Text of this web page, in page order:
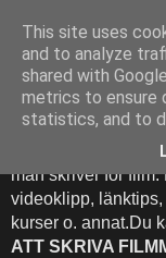
Att
Bloggen
Denna blogg
man skriver för
videoklipp,
kurser o. annat.Du
ATT SKRIVA
This site uses
and to analyze
shared with
metrics to ensure
statistics, and to